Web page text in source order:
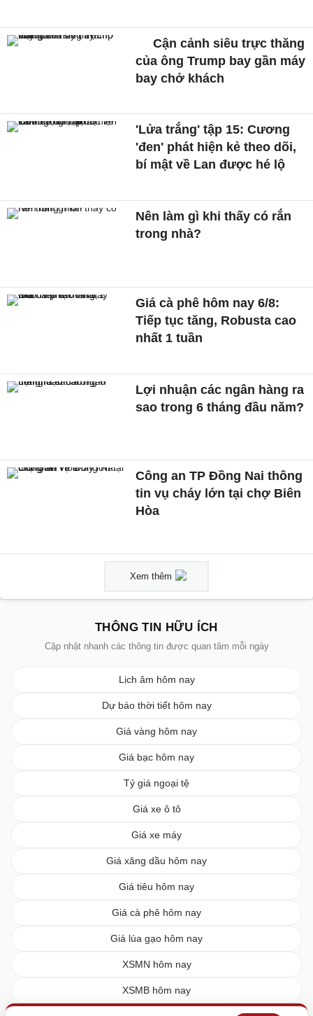
Cận cảnh siêu trực thăng
của ông Trump bay gần máy
bay chở khách
'Lửa trắng' tập 15: Cương
'đen' phát hiện kẻ theo dõi,
bí mật về Lan được hé lộ
Nên làm gì khi thấy có rắn
trong nhà?
Giá cà phê hôm nay 6/8:
Tiếp tục tăng, Robusta cao
nhất 1 tuần
Lợi nhuận các ngân hàng ra
sao trong 6 tháng đầu năm?
Công an TP Đồng Nai thông
tin vụ cháy lớn tại chợ Biên
Hòa
Xem thêm
THÔNG TIN HỮU ÍCH
Cập nhật nhanh các thông tin được quan tâm mỗi ngày
Lịch âm hôm nay
Dự báo thời tiết hôm nay
Giá vàng hôm nay
Giá bạc hôm nay
Tỷ giá ngoại tệ
Giá xe ô tô
Giá xe máy
Giá xăng dầu hôm nay
Giá tiêu hôm nay
Giá cà phê hôm nay
Giá lúa gạo hôm nay
XSMN hôm nay
XSMB hôm nay